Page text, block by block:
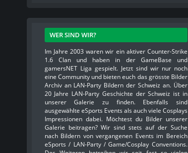
WER SIND WIR?
Im Jahre 2003 waren wir ein aktiver Counter-Strike
1.6 Clan und haben in der GameBase und
gamersNET Liga gespielt. Jetzt sind wir nur noch
eine Community und bieten euch das grösste Bilder
Archiv an LAN-Party Bildern der Schweiz an. Über
20 Jahre LAN-Party Geschichte der Schweiz ist in
unserer Galerie zu finden. Ebenfalls sind
ausgewählte eSports Events als auch viele Cosplays
Impressionen dabei. Möchtest du Bilder unserer
Galerie beitragen? Wir sind stets auf der Suche
nach Bildern von vergangenen Events im Bereich
eSports / LAN-Party / Game/Cosplay Conventions.